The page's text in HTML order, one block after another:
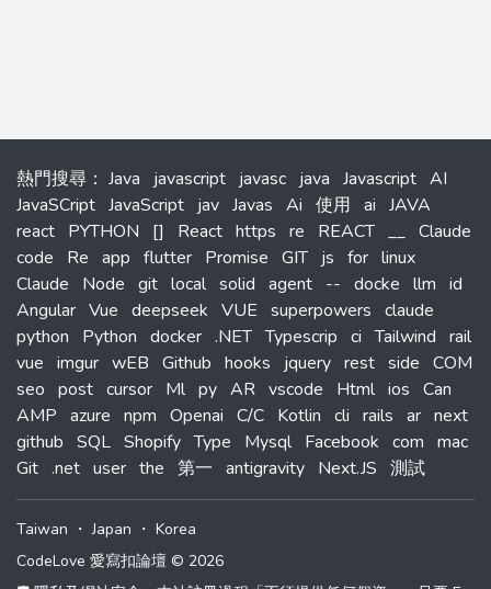
熱門搜尋 ： Java javascript javasc java Javascript AI
JavaSCript JavaScript jav Javas Ai 使用 ai JAVA
react PYTHON [] React https re REACT __ Claude
code
Re app flutter Promise GIT js for linux
Claude
Node git local solid agent -- docke llm id
Angular Vue deepseek VUE superpowers claude
python
Python docker .NET Typescrip ci Tailwind rail
vue imgur wEB Github hooks jquery rest side COM
seo post cursor Ml py AR vscode Html ios Can
AMP azure npm Openai C/C Kotlin cli rails ar next
github SQL Shopify Type Mysql Facebook com mac
Git .net user the 第一 antigravity Next.JS 測試
Taiwan ・Japan ・ Korea
CodeLove 愛寫扣論壇 © 2026